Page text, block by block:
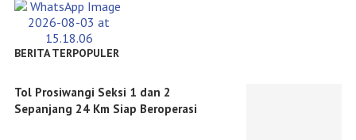
BERITA TERPOPULER
Tol Prosiwangi Seksi 1 dan 2
Sepanjang 24 Km Siap Beroperasi